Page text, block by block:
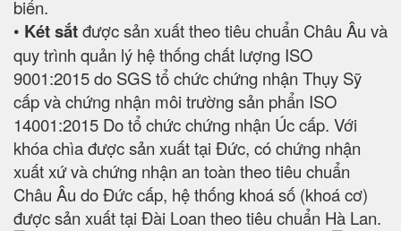
biển.
• Két sắtđược sản xuất theo tiêu chuẩn Châu Âu và
quy trình quản lý hệ thống chất lượng ISO
9001:2015 do SGS tổ chức chứng nhận Thụy Sỹ
cấp và chứng nhận môi trường sản phẩn ISO
14001:2015 Do tổ chức chứng nhận Úc cấp. Với
khóa chìa được sản xuất tại Đức, có chứng nhận
xuất xứ và chứng nhận an toàn theo tiêu chuẩn
Châu Âu do Đức cấp, hệ thống khoá số (khoá cơ)
được sản xuất tại Đài Loan theo tiêu chuẩn Hà Lan.